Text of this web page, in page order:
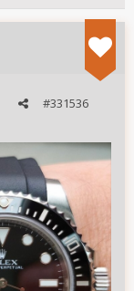
#331536